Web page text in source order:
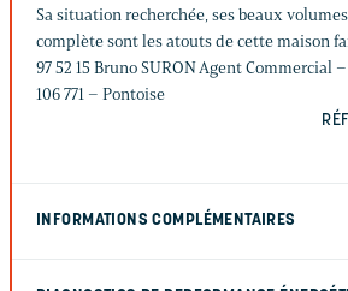
Sa situation recherchée, ses beaux
complète sont les atouts de cette maison
97 52 15 Bruno SURON Agent Commercial
106 771 – Pontoise
INFORMATIONS COMPLÉMENTAIRES